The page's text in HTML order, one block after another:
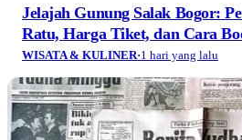
Jelajah Gunung Salak Bogor:
Ratu, Harga Tiket, dan Cara
WISATA & KULINER·1 hari yang lalu